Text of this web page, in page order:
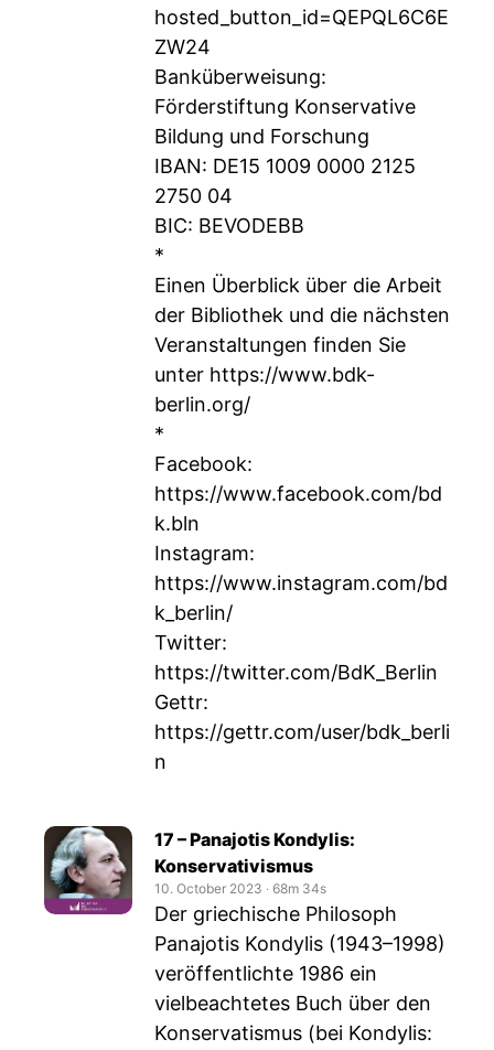
hosted_button_id=QEPQL6C6E
ZW24
Banküberweisung:
Förderstiftung Konservative
Bildung und Forschung
IBAN: DE15 1009 0000 2125
2750 04
BIC: BEVODEBB
*
Einen Überblick über die Arbeit
der Bibliothek und die nächsten
Veranstaltungen finden Sie
unter https://www.bdk-
berlin.org/
*
Facebook:
https://www.facebook.com/bd
k.bln
Instagram:
https://www.instagram.com/bd
k_berlin/
Twitter:
https://twitter.com/BdK_Berlin
Gettr:
https://gettr.com/user/bdk_berli
n
17 – Panajotis Kondylis:
Konservativismus
10. October 2023 ‧ 68m 34s
Der griechische Philosoph
Panajotis Kondylis (1943–1998)
veröffentlichte 1986 ein
vielbeachtetes Buch über den
Konservatismus (bei Kondylis: